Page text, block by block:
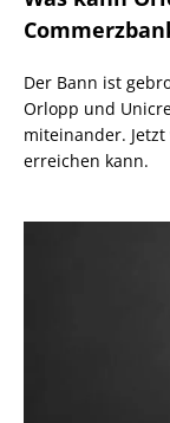
Der Bann ist
Orlopp und
miteinander.
erreichen kann.